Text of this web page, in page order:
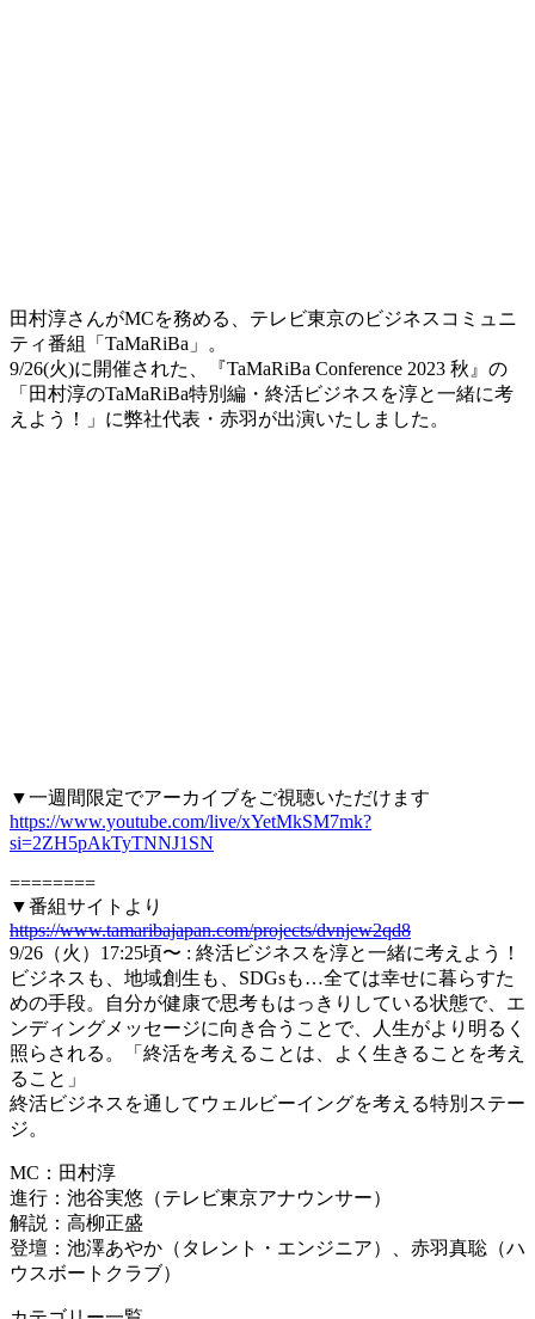
田村淳さんがMCを務める、テレビ東京のビジネスコミュニ
ティ番組「TaMaRiBa」。
9/26(火)に開催された、『TaMaRiBa Conference 2023 秋』の
「田村淳のTaMaRiBa特別編・終活ビジネスを淳と一緒に考
えよう！」に弊社代表・赤羽が出演いたしました。
▼一週間限定でアーカイブをご視聴いただけます
https://www.youtube.com/live/xYetMkSM7mk?
si=2ZH5pAkTyTNNJ1SN
========
▼番組サイトより
https://www.tamaribajapan.com/projects/dvnjew2qd8
9/26（火）17:25頃〜 : 終活ビジネスを淳と一緒に考えよう！
ビジネスも、地域創生も、SDGsも…全ては幸せに暮らすた
めの手段。自分が健康で思考もはっきりしている状態で、エ
ンディングメッセージに向き合うことで、人生がより明るく
照らされる。「終活を考えることは、よく生きることを考え
ること」
終活ビジネスを通してウェルビーイングを考える特別ステー
ジ。
MC：田村淳
進行：池谷実悠（テレビ東京アナウンサー）
解説：高柳正盛
登壇：池澤あやか（タレント・エンジニア）、赤羽真聡（ハ
ウスボートクラブ）